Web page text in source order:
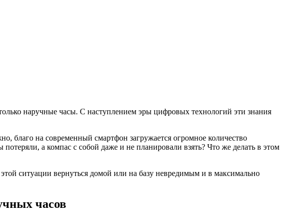
наручные часы. С наступлением эры цифровых технологий эти знания
благо на современный смартфон загружается огромное количество
а компас с собой даже и не планировали взять? Что же делать в этом
ситуации вернуться домой или на базу невредимым и в максимально
часов